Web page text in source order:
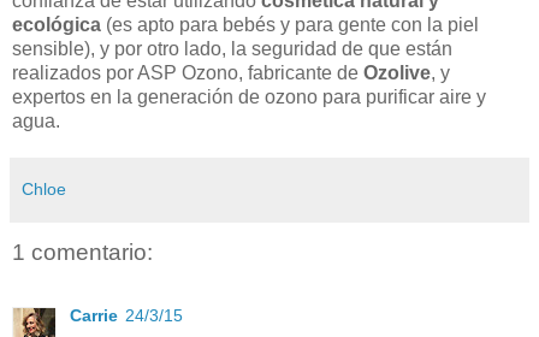
ecológica (es apto para bebés y para gente con la piel
sensible), y por otro lado, la seguridad de que están
realizados porASP Ozono, fabricante de Ozolive, y
expertos en la generación de ozono para purificar aire y
agua.
Chloe
1 comentario:
Carrie 24/3/15